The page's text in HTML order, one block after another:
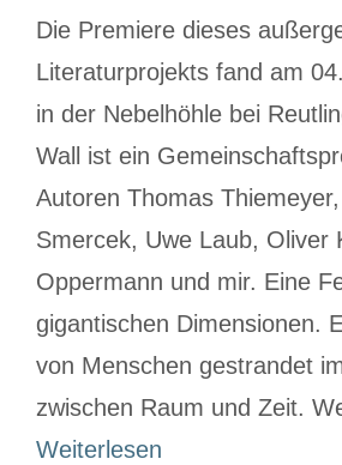
Die Premiere dieses
Literaturprojekts fand am
in der Nebelhöhle bei
Wall ist ein
Autoren Thomas
Smercek, Uwe Laub, Oliver
Oppermann und mir. Eine
gigantischen Dimensionen.
von Menschen gestrandet
zwischen Raum und Zeit.
Weiterlesen